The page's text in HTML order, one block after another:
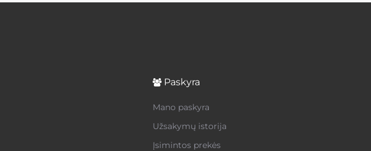
Paskyra
Mano paskyra
Užsakymų istorija
Įsimintos prekės